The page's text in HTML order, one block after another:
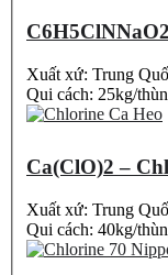
Xuất xứ: Trung
Qui cách: 25kg/
Ca(ClO)2 –
Xuất xứ: Trung
Qui cách: 40kg/